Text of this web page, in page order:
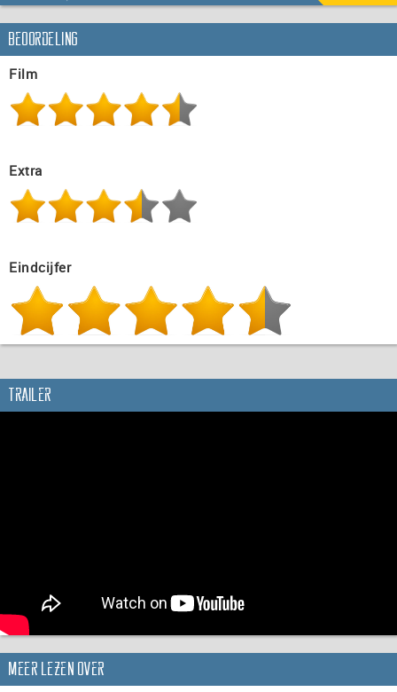
Beoordeling
Film
Extra
Eindcijfer
Trailer
Meer lezen over